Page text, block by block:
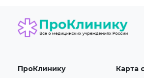
ПроКлинику
Карта